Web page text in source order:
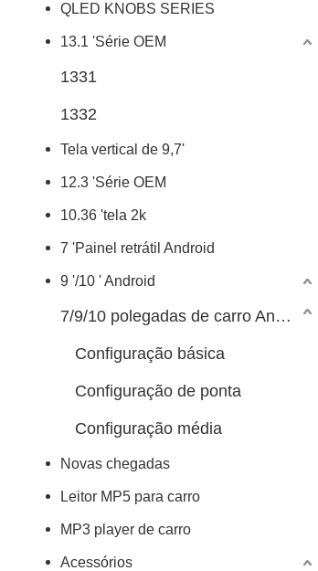
QLED KNOBS SERIES
13.1 'Série OEM
1331
1332
Tela vertical de 9,7'
12.3 'Série OEM
10.36 'tela 2k
7 'Painel retrátil Android
9 '/10 ' Android
7/9/10 polegadas de carro Android Player
Configuração básica
Configuração de ponta
Configuração média
Novas chegadas
Leitor MP5 para carro
MP3 player de carro
Acessórios